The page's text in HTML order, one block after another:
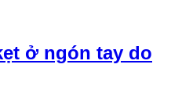
ở ngón tay do